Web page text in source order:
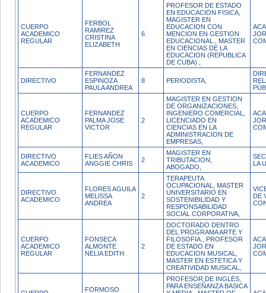
CUERPO
ACADEMICO
REGULAR
FERBOL
RAMIREZ
CRISTINA
ELIZABETH
6
PROFESOR DE ESTADO
EN EDUCACION FISICA,
MAGISTER EN
EDUCACION CON
MENCION EN GESTION
EDUCACIONAL., MASTER
EN CIENCIAS DE LA
EDUCACION (REPUBLICA
DE CUBA).,
DIRECTIVO
FERNANDEZ
ESPINOZA
PAULA ANDREA
8 PERIODISTA,
CUERPO
ACADEMICO
REGULAR
FERNANDEZ
PALMA JOSE
VICTOR
2
MAGISTER EN GESTION
DE ORGANIZACIONES,
INGENIERO COMERCIAL,
LICENCIADO EN
CIENCIAS EN LA
ADMINISTRACION DE
EMPRESAS,
DIRECTIVO
ACADEMICO
FLIES AÑON
ANGGIE CHRIS
2
MAGISTER EN
TRIBUTACION,
ABOGADO,
LA
DIRECTIVO
ACADEMICO
FLORES AGUILA
MELISSA
ANDREA
2
TERAPEUTA
OCUPACIONAL, MASTER
UNIVERSITARIO EN
SOSTENIBILIDAD Y
RESPONSABILIDAD
SOCIAL CORPORATIVA,
DE
CUERPO
ACADEMICO
REGULAR
FONSECA
ALMONTE
NELIA EDITH
2
DOCTORADO DENTRO
DEL PROGRAMA ARTE Y
FILOSOFIA., PROFESOR
DE ESTADO EN
EDUCACION MUSICAL,
MASTER EN ESTETICA Y
CREATIVIDAD MUSICAL,
FORMOSO
PROFESOR DE INGLES,
PARA ENSEÑANZA BASICA